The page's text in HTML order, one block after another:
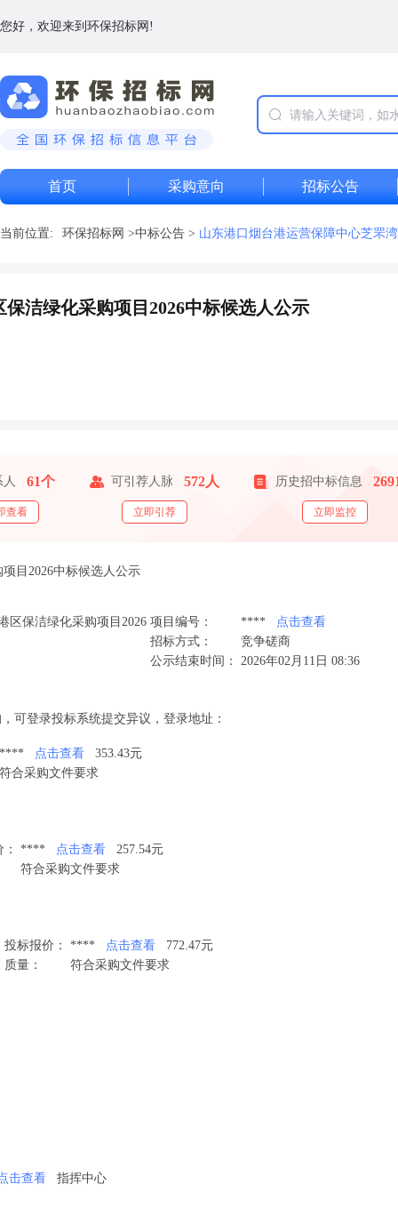
您好，欢迎来到环保招标网!
首页 采购意向 招标公告
当前位置: 环保招标网 >中标公告 > 山东港口烟台港运营保障中心芝罘
洁绿化采购项目2026中标候选人公示
61个
查看
可引荐人脉 572人
立即引荐
历史招中标信息
立即监控
目2026中标候选人公示
区保洁绿化采购项目2026 项目编号： ****
点击查看
招标方式：
竞争磋商
公示结束时间：
2026年02月11日 08:36
可登录投标系统提交异议，登录地址：
**** 点击查看
353.43元
符合采购文件要求
**** 点击查看
257.54元
符合采购文件要求
投标报价： **** 点击查看
772.47元
质量：
符合采购文件要求
击查看 指挥中心